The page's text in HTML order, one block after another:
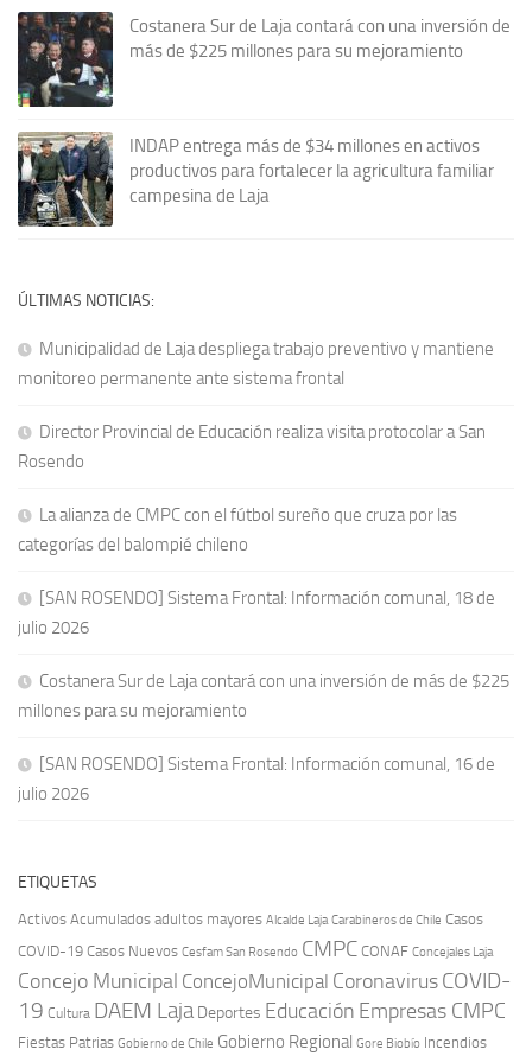
Costanera Sur de Laja contará con una inversión de
más de $225 millones para su mejoramiento
INDAP entrega más de $34 millones en activos
productivos para fortalecer la agricultura familiar
campesina de Laja
ÚLTIMAS NOTICIAS:
Municipalidad de Laja despliega trabajo preventivo y mantiene
monitoreo permanente ante sistema frontal
Director Provincial de Educación realiza visita protocolar a San
Rosendo
La alianza de CMPC con el fútbol sureño que cruza por las
categorías del balompié chileno
[SAN ROSENDO] Sistema Frontal: Información comunal, 18 de
julio 2026
Costanera Sur de Laja contará con una inversión de más de $225
millones para su mejoramiento
[SAN ROSENDO] Sistema Frontal: Información comunal, 16 de
julio 2026
ETIQUETAS
Activos Acumulados adultos mayores Alcalde Laja Carabineros de Chile Casos
COVID-19 Casos Nuevos Cesfam San Rosendo CMPC CONAF Concejales Laja
Concejo Municipal ConcejoMunicipal CoronavirusCOVID-
19 Cultura DAEM Laja Deportes Educación Empresas CMPC
Fiestas Patrias Gobierno de Chile Gobierno Regional Gore Biobío Incendios